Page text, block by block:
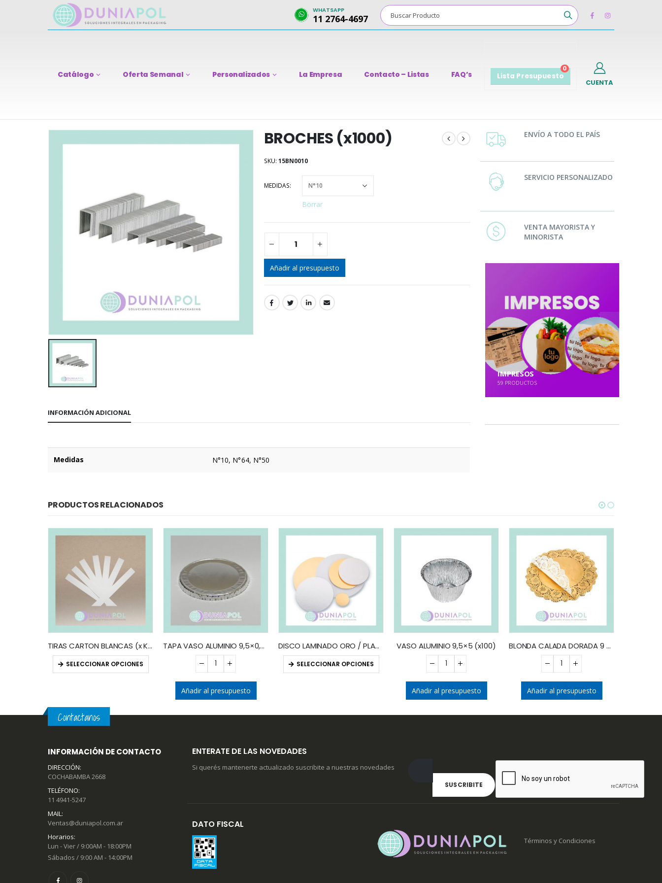
WHATSAPP
11 2764-4697
Catálogo Oferta Semanal Personalizados La Empresa Contacto – Listas FAQ’s
0
Lista Presupuesto
CUENTA
BROCHES (x1000)
SKU: 15BN0010
MEDIDAS
Borrar
Añadir al presupuesto
INFORMACIÓN ADICIONAL
Medidas N°10, N°64, N°50
ENVÍO A TODO EL PAÍS
SERVICIO PERSONALIZADO
VENTA MAYORISTA Y
MINORISTA
IMPRESOS
59 PRODUCTOS
PRODUCTOS RELACIONADOS
TIRAS CARTON BLANCAS (x KG)
SELECCIONAR OPCIONES
TAPA VASO ALUMINIO 9,5×0,5 (x100)
Añadir al presupuesto
DISCO LAMINADO ORO / PLATA (x10)
SELECCIONAR OPCIONES
VASO ALUMINIO 9,5×5 (x100)
Añadir al presupuesto
BLONDA CALADA DORADA 9 CM (x100)
Añadir al presupuesto
Contactanos
INFORMACIÓN DE CONTACTO
DIRECCIÓN:
COCHABAMBA 2668
TELÉFONO:
11 4941-5247
MAIL:
Ventas@duniapol.com.ar
Horarios:
Lun - Vier / 9:00AM - 18:00PM
Sábados / 9:00 AM - 14:00PM
ENTERATE DE LAS NOVEDADES
Si querés mantenerte actualizado suscribite a nuestras novedades
DATO FISCAL
Términos y Condiciones